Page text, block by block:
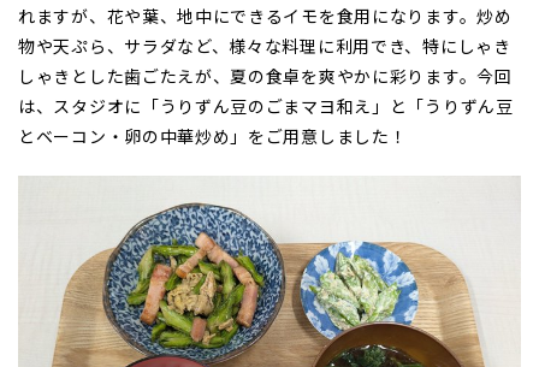
れますが、花や葉、地中にできるイモを食用になります。炒め
物や天ぷら、サラダなど、様々な料理に利用でき、特にしゃき
しゃきとした歯ごたえが、夏の食卓を爽やかに彩ります。今回
は、スタジオに「うりずん豆のごまマヨ和え」と「うりずん豆
とベーコン・卵の中華炒め」をご用意しました！